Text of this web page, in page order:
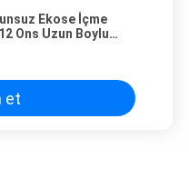
Ekose İçme
Ons Uzun Boylu
et